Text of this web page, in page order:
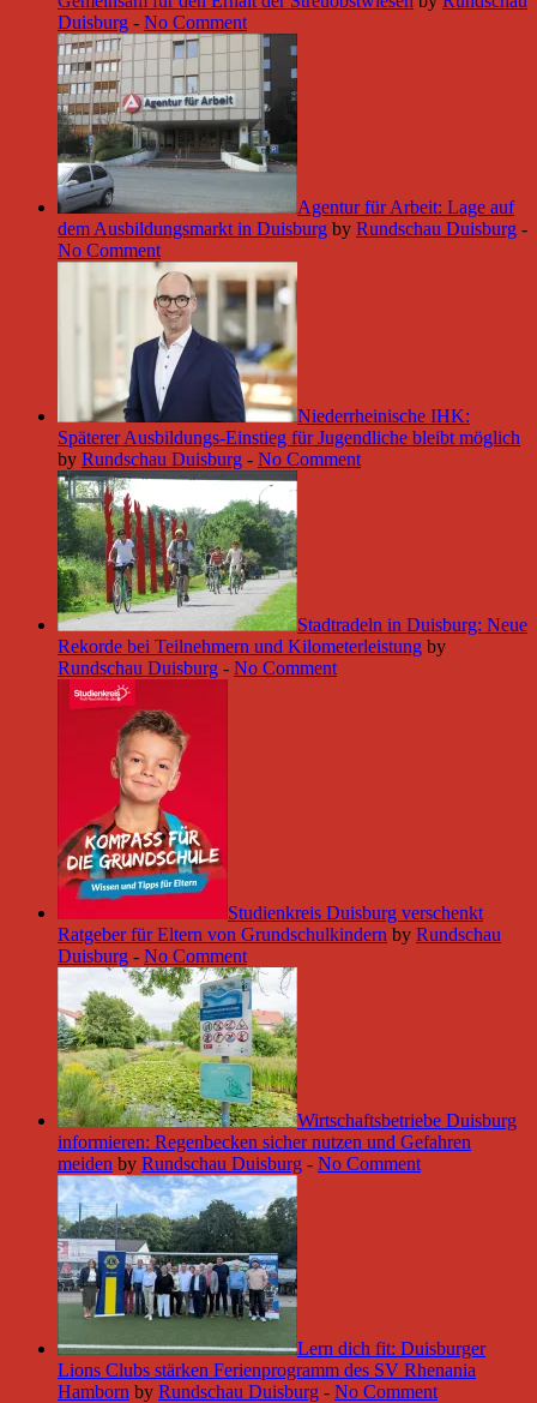
Duisburg - No Comment
Agentur für Arbeit: Lage auf
dem Ausbildungsmarkt in Duisburg by Rundschau Duisburg -
No Comment
Niederrheinische IHK:
Späterer Ausbildungs-Einstieg für Jugendliche bleibt möglich
by Rundschau Duisburg - No Comment
Stadtradeln in Duisburg: Neue
Rekorde bei Teilnehmern und Kilometerleistung by
Rundschau Duisburg - No Comment
Studienkreis Duisburg verschenkt
Ratgeber für Eltern von Grundschulkindern by Rundschau
Duisburg - No Comment
Wirtschaftsbetriebe Duisburg
informieren: Regenbecken sicher nutzen und Gefahren
meiden by Rundschau Duisburg - No Comment
Lern dich fit: Duisburger
Lions Clubs stärken Ferienprogramm des SV Rhenania
Hamborn by Rundschau Duisburg - No Comment